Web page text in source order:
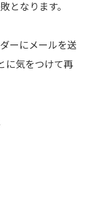
となります。
ーにメールを送
に気をつけて再